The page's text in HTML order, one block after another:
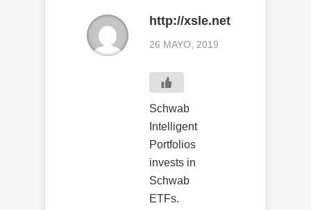
http://xsle.net
26 MAYO, 2019
Schwab
Intelligent
Portfolios
invests in
Schwab
ETFs.